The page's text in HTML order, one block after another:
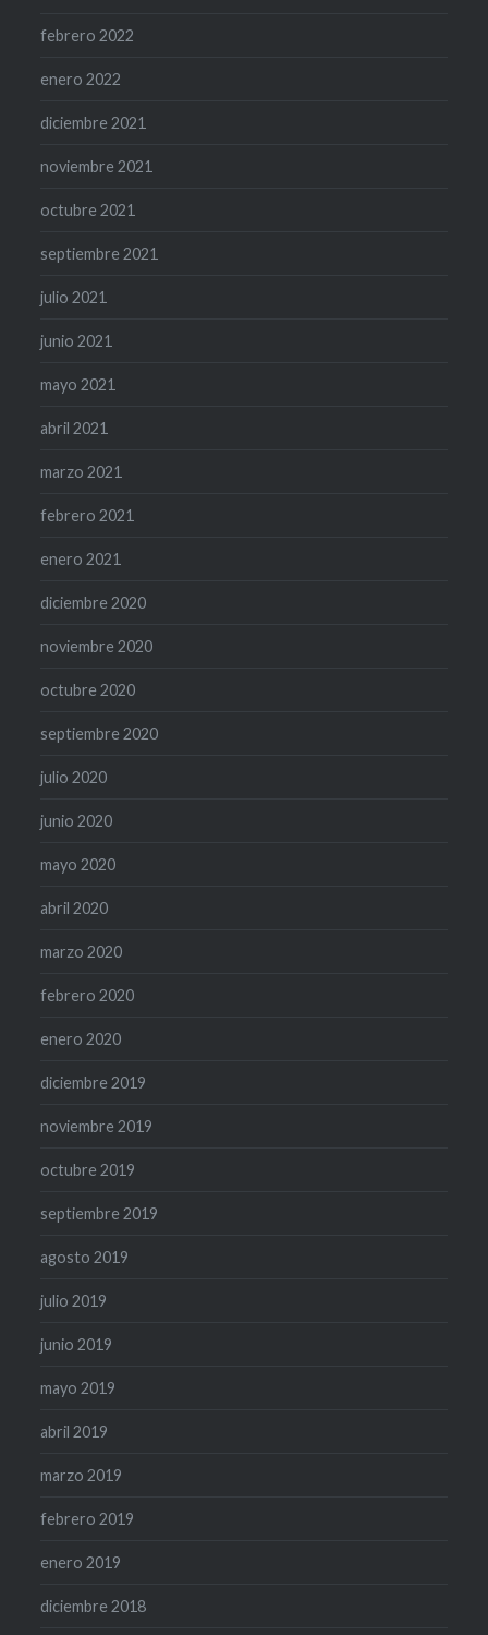
febrero 2022
enero 2022
diciembre 2021
noviembre 2021
octubre 2021
septiembre 2021
julio 2021
junio 2021
mayo 2021
abril 2021
marzo 2021
febrero 2021
enero 2021
diciembre 2020
noviembre 2020
octubre 2020
septiembre 2020
julio 2020
junio 2020
mayo 2020
abril 2020
marzo 2020
febrero 2020
enero 2020
diciembre 2019
noviembre 2019
octubre 2019
septiembre 2019
agosto 2019
julio 2019
junio 2019
mayo 2019
abril 2019
marzo 2019
febrero 2019
enero 2019
diciembre 2018